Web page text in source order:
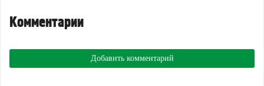
Комментарии
Добавить комментарий